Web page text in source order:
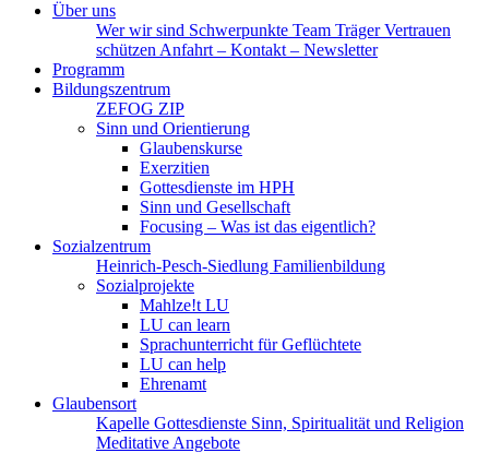
Über uns
Wer wir sind Schwerpunkte Team TrägerVertrauen
schützen Anfahrt – Kontakt – Newsletter
Programm
Bildungszentrum
ZEFOG ZIP
Sinn und Orientierung
Glaubenskurse
Exerzitien
Gottesdienste im HPH
Sinn und Gesellschaft
Focusing – Was ist das eigentlich?
Sozialzentrum
Heinrich-Pesch-Siedlung Familienbildung
Sozialprojekte
Mahlze!t LU
LU can learn
Sprachunterricht für Geflüchtete
LU can help
Ehrenamt
Glaubensort
Kapelle Gottesdienste Sinn, Spiritualität und Religion
Meditative Angebote